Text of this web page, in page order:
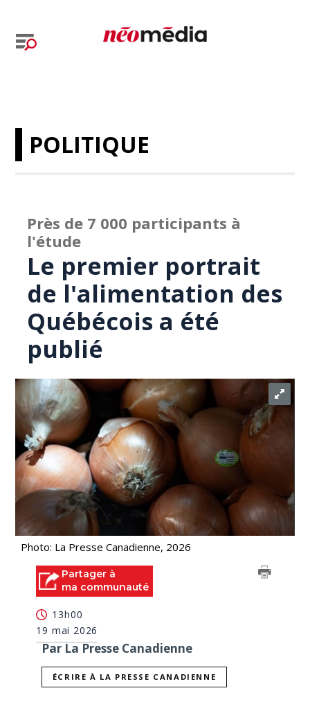
POLITIQUE
Près de 7 000 participants à
l'étude
Le premier portrait
de l'alimentation des
Québécois a été
publié
Photo: La Presse Canadienne, 2026
Partager à
ma communauté
13h00
19 mai 2026
Par La Presse Canadienne
ÉCRIRE À LA PRESSE CANADIENNE